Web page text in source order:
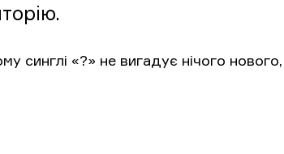
синглі «?» не вигадує нічого